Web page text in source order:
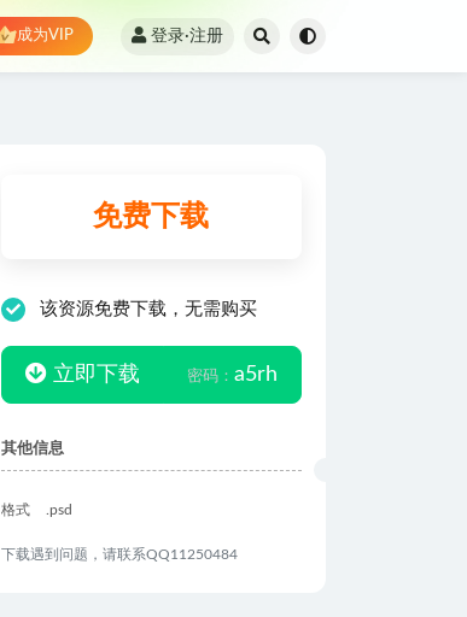
成为VIP 登录·注册
免费下载
该资源免费下载，无需购买
立即下载 密码： a5rh
其他信息
格式 .psd
下载遇到问题，请联系QQ11250484